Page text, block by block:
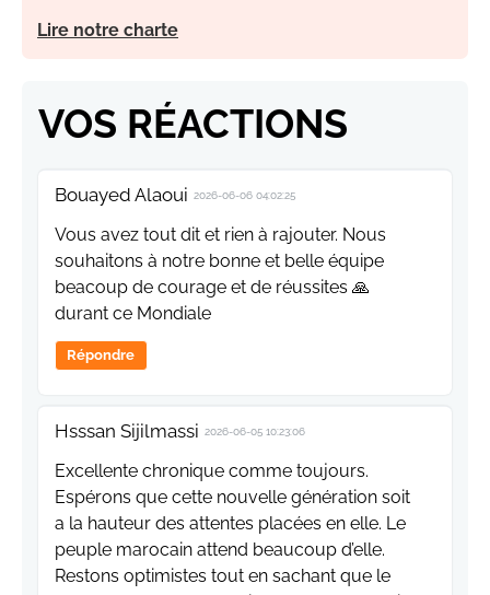
Lire notre charte
VOS RÉACTIONS
Bouayed Alaoui 2026-06-06 04:02:25
Vous avez tout dit et rien à rajouter. Nous
souhaitons à notre bonne et belle équipe
beacoup de courage et de réussites 🙏
durant ce Mondiale
Répondre
Hsssan Sijilmassi 2026-06-05 10:23:06
Excellente chronique comme toujours.
Espérons que cette nouvelle génération soit
a la hauteur des attentes placées en elle. Le
peuple marocain attend beaucoup d’elle.
Restons optimistes tout en sachant que le